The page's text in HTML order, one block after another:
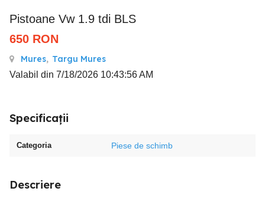
Pistoane Vw 1.9 tdi BLS
650 RON
Mures, Targu Mures
Valabil din 7/18/2026 10:43:56 AM
Specificații
Categoria Piese de schimb
Descriere